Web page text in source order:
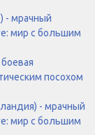
- мрачный
мир с большим
посохом
- мрачный
мир с большим